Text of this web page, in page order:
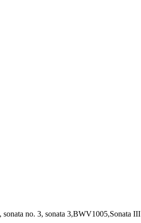
sonata no. 3, sonata 3,BWV1005,Sonata III